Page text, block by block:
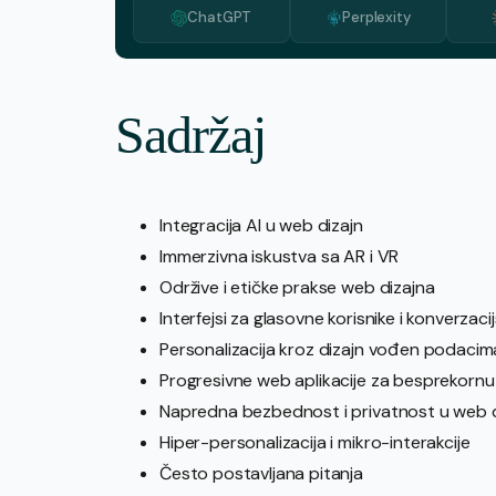
ChatGPT Perplexity
Sadržaj
Integracija AI u web dizajn
Immerzivna iskustva sa AR i VR
Održive i etičke prakse web dizajna
Interfejsi za glasovne korisnike i
Personalizacija kroz dizajn vođen
Progresivne web aplikacije za
Napredna bezbednost i privatnost u web
Hiper-personalizacija i mikro-interakcije
Često postavljana pitanja